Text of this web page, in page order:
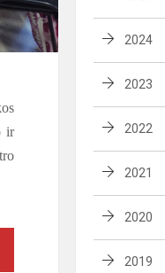
ir
2024
2023
2022
2021
2020
2019